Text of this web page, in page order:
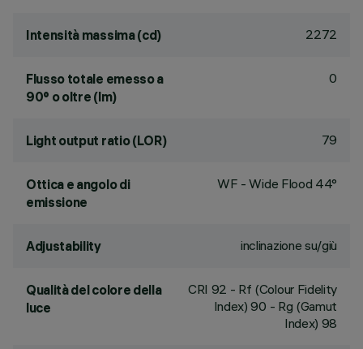
Intensità massima (cd) 2272
Flusso totale emesso a
90° o oltre (lm)
0
Light output ratio (LOR) 79
Ottica e angolo di
emissione
WF - Wide Flood 44°
Adjustability inclinazione su/giù
Qualità del colore della
luce
CRI 92 - Rf (Colour Fidelity
Index) 90 - Rg (Gamut
Index) 98